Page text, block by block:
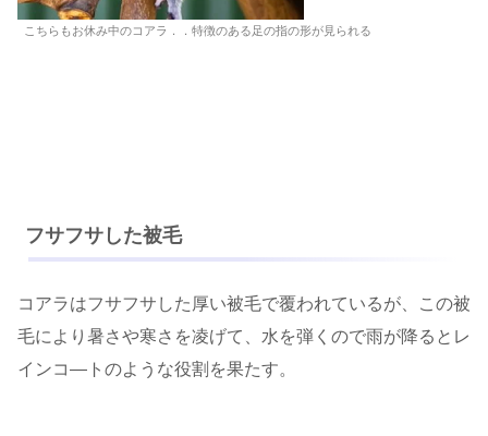
こちらもお休み中のコアラ．．特徴のある足の指の形が見られる
フサフサした被毛
コアラはフサフサした厚い被毛で覆われているが、この被
毛により暑さや寒さを凌げて、水を弾くので雨が降るとレ
インコ―トのような役割を果たす。